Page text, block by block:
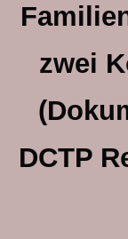
zwei
DCTP